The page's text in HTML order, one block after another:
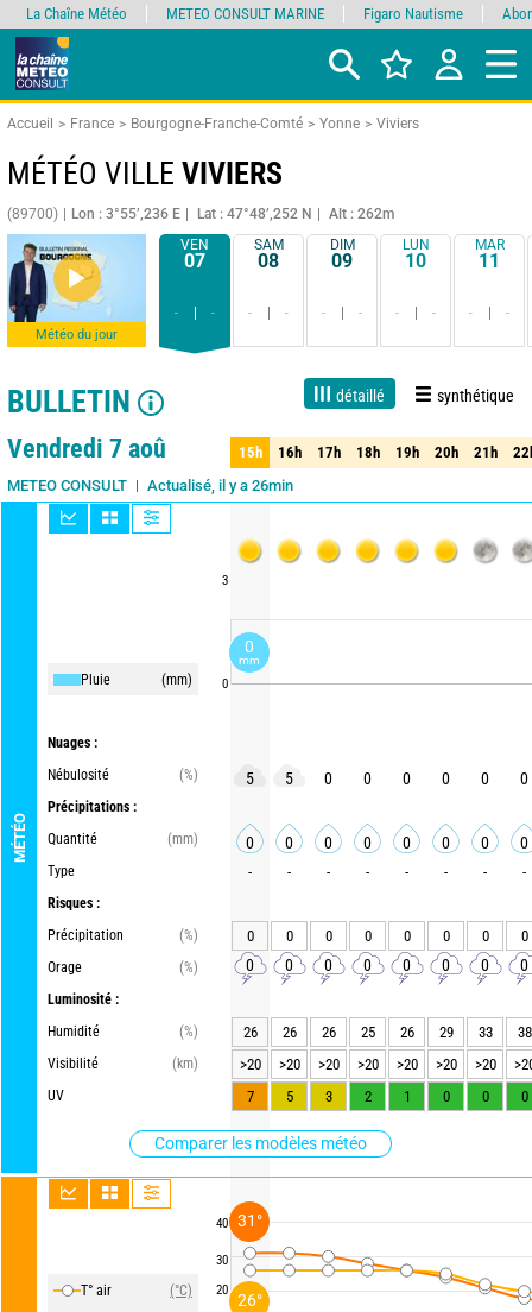
Accueil France Bourgogne-Franche-Comté Yonne Viviers
MÉTÉO VILLE VIVIERS
(89700) Lon : 3°55’,236 E Lat : 47°48’,252 N Alt : 262m
Météo du jour
VEN
07
- -
SAM
08
- -
DIM
09
- -
LUN
10
- -
MAR
11
- -
BULLETIN détaillé synthétique
Live 1 jour 3 jours 15 jours Fiabilité 90%
Vendredi 7 aoû
METEO CONSULT Actualisé, il y a 26min
MÉTÉO
Pluie (mm)
Nuages :
Nébulosité
(%)
Précipitations :
Quantité
(mm)
Type
Risques :
Précipitation
(%)
Orage
(%)
Luminosité :
Humidité
(%)
Visibilité
(km)
UV
Comparer les modèles météo
T° air
(°C)
3
0
40
30
20
15h 16h 17h 18h 19h 20h 21h
15h 16h 17h 18h 19h 20h 21h
5 5 0 0 0 0 0 0
0 0 0 0 0 0 0 0
- - - - - - - -
0 0 0 0 0 0 0 0
0 0 0 0 0 0 0 0
26 26 26 25 26 29 33
38
>20
>20 >20 >20 >20 >20 >20
7
5 3 2 1 0 0 0
La Chaîne Météo METEO CONSULT MARINE Figaro Nautisme
0
mm
26°
31°